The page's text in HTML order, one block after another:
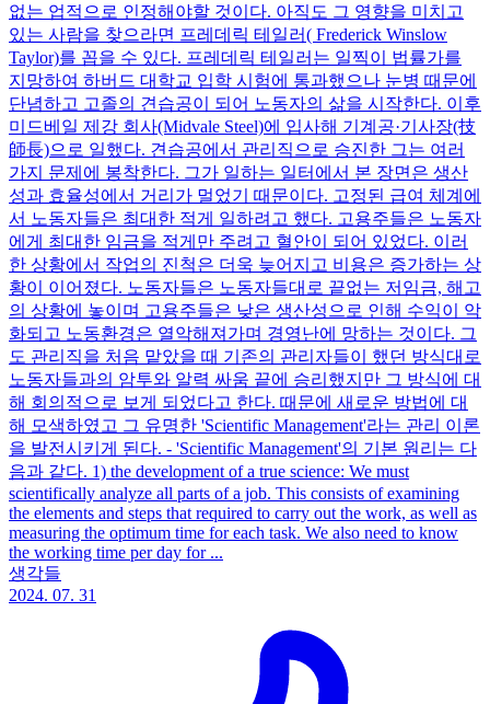
없는 업적으로 인정해야할 것이다. 아직도 그 영향을 미치고
있는 사람을 찾으라면 프레데릭 테일러( Frederick Winslow
Taylor)를 꼽을 수 있다. 프레데릭 테일러는 일찍이 법률가를
지망하여 하버드 대학교 입학 시험에 통과했으나 눈병 때문에
단념하고 고졸의 견습공이 되어 노동자의 삶을 시작한다. 이후
미드베일 제강 회사(Midvale Steel)에 입사해 기계공·기사장(技
師長)으로 일했다. 견습공에서 관리직으로 승진한 그는 여러
가지 문제에 봉착한다. 그가 일하는 일터에서 본 장면은 생산
성과 효율성에서 거리가 멀었기 때문이다. 고정된 급여 체계에
서 노동자들은 최대한 적게 일하려고 했다. 고용주들은 노동자
에게 최대한 임금을 적게만 주려고 혈안이 되어 있었다. 이러
한 상황에서 작업의 진척은 더욱 늦어지고 비용은 증가하는 상
황이 이어졌다. 노동자들은 노동자들대로 끝없는 저임금, 해고
의 상황에 놓이며 고용주들은 낮은 생산성으로 인해 수익이 악
화되고 노동환경은 열악해져가며 경영난에 망하는 것이다. 그
도 관리직을 처음 맡았을 때 기존의 관리자들이 했던 방식대로
노동자들과의 암투와 알력 싸움 끝에 승리했지만 그 방식에 대
해 회의적으로 보게 되었다고 한다. 때문에 새로운 방법에 대
해 모색하였고 그 유명한 'Scientific Management'라는 관리 이론
을 발전시키게 된다. - 'Scientific Management'의 기본 원리는 다
음과 같다. 1) the development of a true science: We must
scientifically analyze all parts of a job. This consists of examining
the elements and steps that required to carry out the work, as well as
measuring the optimum time for each task. We also need to know
the working time per day for ...
생각들
2024. 07. 31